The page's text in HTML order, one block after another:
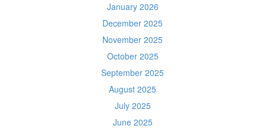
January 2026
December 2025
November 2025
October 2025
September 2025
August 2025
July 2025
June 2025